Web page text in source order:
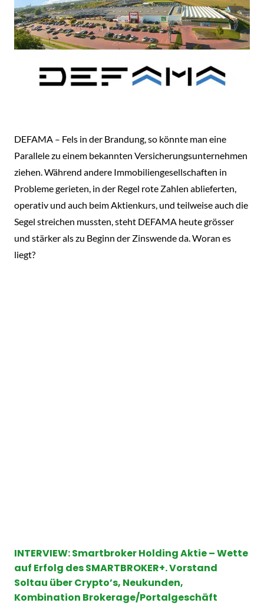
DEFAMA – Fels in der Brandung, so könnte man eine
Parallele zu einem bekannten Versicherungsunternehmen
ziehen. Während andere Immobiliengesellschaften in
Probleme gerieten, in der Regel rote Zahlen ablieferten,
operativ und auch beim Aktienkurs, und teilweise auch die
Segel streichen mussten, steht DEFAMA heute grösser
und stärker als zu Beginn der Zinswende da. Woran es
liegt?
INTERVIEW: Smartbroker Holding Aktie – Wette
auf Erfolg des SMARTBROKER+. Vorstand
Soltau über Crypto’s, Neukunden,
Kombination Brokerage/Portalgeschäft